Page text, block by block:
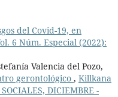
del Covid-19, en
6 Núm. Especial (2022):
Valencia del Pozo,
gerontológico , Killkana
DICIEMBRE -